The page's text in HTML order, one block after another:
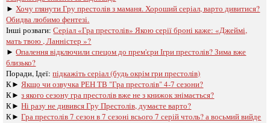
► Хочу глянути Гру престолів з маманя. Хороший серіал, варто дивитися?
Обидва любимо фентезі.
Інші розваги: ​​Серіал «Гра престолів» Якою серії броні каже: «Джеймі,
мать твою , Ланністер »?
►Опалення відключили спецом до прем'єри Ігри престолів? Зима вже
близько?
Поради, Ідеї:підкажіть серіал (будь окрім гри престолів)
К► Якщо чи озвучка РЕН ТВ "Гра престолів" 4-7 сезони?
К►з якого сезону гра престолів вже не з книжок знімається?
К►Ні разу не дивився Гру Престолів, думаєте варто?
К►Гра престолів 7 сезон в 7 сезоні всього 7 серій чтоль? а восьмий вийде